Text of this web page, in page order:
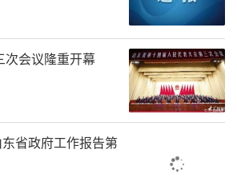
次会议隆重开幕
省政府工作报告第